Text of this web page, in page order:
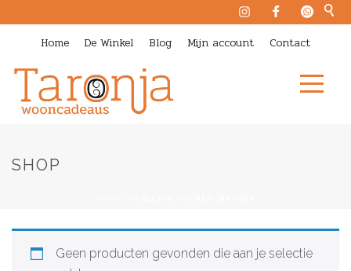
Home De Winkel Blog Mijn account Contact
SHOP
Geen producten gevonden die aan je selectie